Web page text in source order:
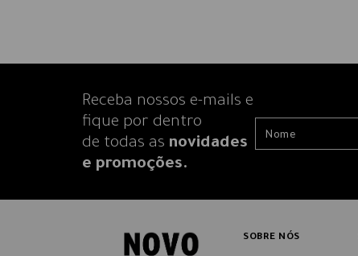
Receba nossos e-mails e
fique por dentro
de todas as novidades
e promoções.
SOBRE NÓS